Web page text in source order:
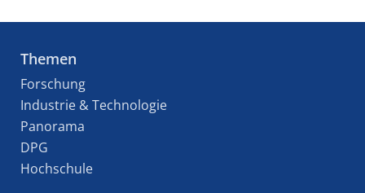
Themen
Forschung
Industrie & Technologie
Panorama
DPG
Hochschule